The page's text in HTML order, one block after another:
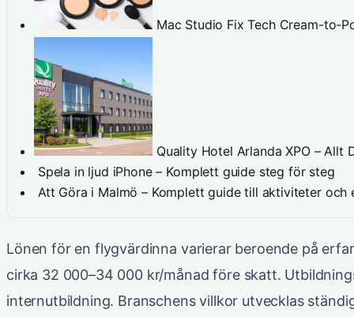
Mac Studio Fix Tech Cream-to-
Quality Hotel Arlanda XPO – Allt
Spela in ljud iPhone – Komplett guide steg för steg
Att Göra i Malmö – Komplett guide till aktiviteter och
Lönen för en flygvärdinna varierar beroende på
cirka 32 000–34 000 kr/månad före skatt.
internutbildning. Branschens villkor utvecklas